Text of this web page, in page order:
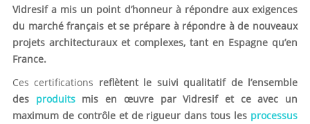
Vidresif a mis un point d’honneur à répondre aux exigences
du marché français et se prépare à répondre à de nouveaux
projets architecturaux et complexes, tant en Espagne qu’en
France.
Ces certifications reflètent le suivi qualitatif de l’ensemble
des produitsmis en œuvre par Vidresif et ce avec un
maximum de contrôle et de rigueur dans tous les processus